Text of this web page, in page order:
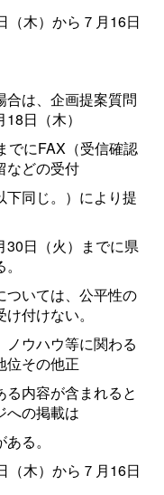
（木）から７月16日
合は、企画提案質問
日（木）
でにFAX（受信確認
などの受付
下同じ。）により提
30日（火）までに県
ついては、公平性の
付けない。
ノウハウ等に関わる
位その他正
内容が含まれると
への掲載は
る。
（木）から７月16日